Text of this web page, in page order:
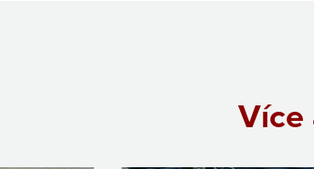
Více